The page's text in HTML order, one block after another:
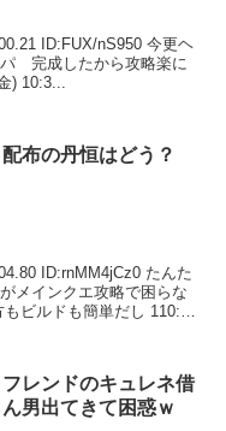
ID:FUX/nS950 今更ヘ
完成したから攻略楽に
) 10:3...
配布の丹恒はどう？
ID:rnMM4jCz0 たんた
メインクエ攻略で困らな
ビルドも簡単だし 110:
フレンドのキュレネ借
男出てきて困惑ｗ